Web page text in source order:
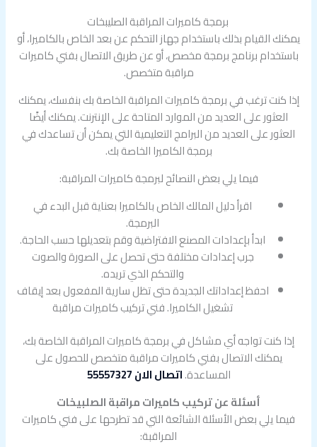
برمجة كاميرات المراقبة الصليبخات
يمكنك القيام بذلك باستخدام جهاز التحكم عن بعد الخاص بالكاميرا، أو
باستخدام برنامج برمجة مخصص، أو عن طريق الاتصال بفني كاميرات
مراقبة متخصص.
إذا كنت ترغب في برمجة كاميرات المراقبة الخاصة بك بنفسك، يمكنك
العثور على العديد من الموارد المتاحة على الإنترنت. يمكنك أيضًا
العثور على العديد من البرامج التعليمية التي يمكن أن تساعدك في
برمجة الكاميرا الخاصة بك.
فيما يلي بعض النصائح لبرمجة كاميرات المراقبة:
اقرأ دليل المالك الخاص بالكاميرا بعناية قبل البدء في
البرمجة.
ابدأ بإعدادات المصنع الافتراضية وقم بتعديلها حسب الحاجة.
جرب إعدادات مختلفة حتى تحصل على الصورة والصوت
والتحكم الذي تريده.
احفظ إعداداتك الجديدة حتى تظل سارية المفعول بعد إيقاف
تشغيل الكاميرا. فني تركيب كاميرات مراقبة
إذا كنت تواجه أي مشاكل في برمجة كاميرات المراقبة الخاصة بك،
يمكنك الاتصال بفني كاميرات مراقبة متخصص للحصول على
المساعدة.اتصال الان 55557327
أسئلة عن تركيب كاميرات مراقبة الصلبيخات
فيما يلي بعض الأسئلة الشائعة التي قد تطرحها على فني كاميرات
المراقبة: